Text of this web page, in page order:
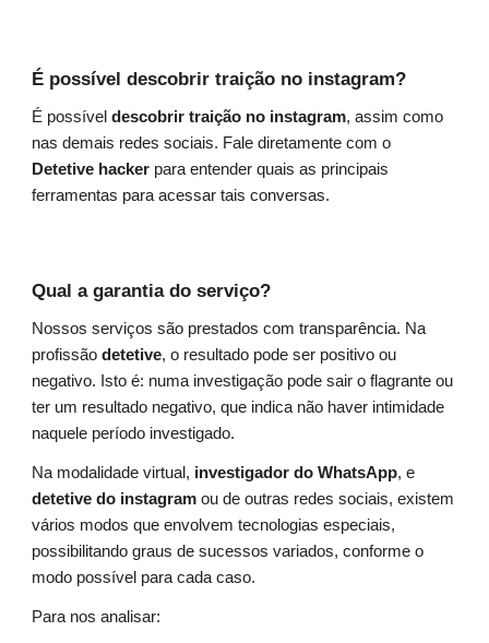
É possível descobrir traição no instagram?
É possíveldescobrir traição no instagram, assim como
nas demais redes sociais. Fale diretamente com o
Detetive hacker para entender quais as principais
ferramentas para acessar tais conversas.
Qual a garantia do serviço?
Nossos serviços são prestados com transparência. Na
profissãodetetive, o resultado pode ser positivo ou
negativo. Isto é: numa investigação pode sair o flagrante ou
ter um resultado negativo, que indica não haver intimidade
naquele período investigado.
Na modalidade virtual, investigador do WhatsApp, e
detetive do instagramou de outras redes sociais, existem
vários modos que envolvem tecnologias especiais,
possibilitando graus de sucessos variados, conforme o
modo possível para cada caso.
Para nos analisar: